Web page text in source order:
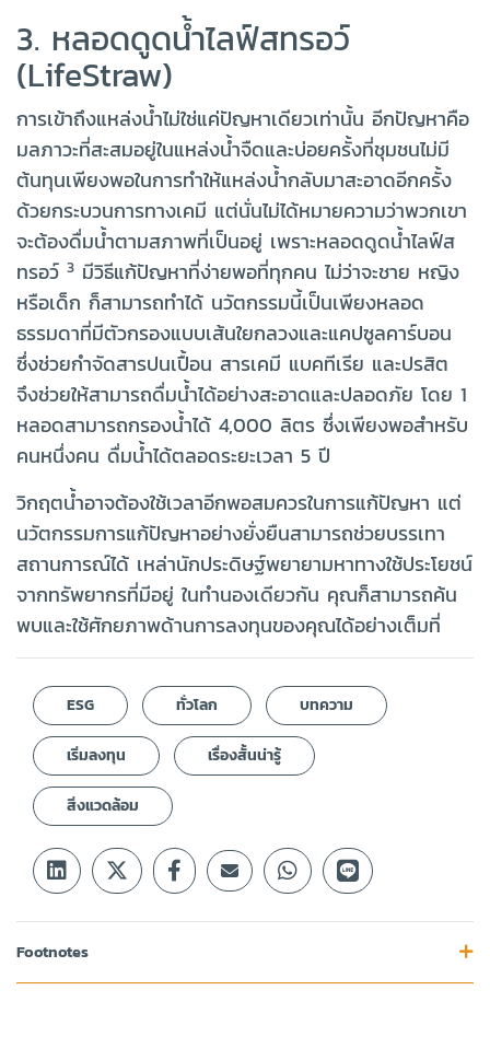
3. หลอดดูดน้ำไลฟ์สทรอว์
(LifeStraw)
การเข้าถึงแหล่งน้ำไม่ใช่แค่ปัญหาเดียวเท่านั้น อีกปัญหาคือ
มลภาวะที่สะสมอยู่ในแหล่งน้ำจืดและบ่อยครั้งที่ชุมชนไม่มี
ต้นทุนเพียงพอในการทำให้แหล่งน้ำกลับมาสะอาดอีกครั้ง
ด้วยกระบวนการทางเคมี แต่นั่นไม่ได้หมายความว่าพวกเขา
จะต้องดื่มน้ำตามสภาพที่เป็นอยู่ เพราะหลอดดูดน้ำไลฟ์ส
ทรอว์ 3 มีวิธีแก้ปัญหาที่ง่ายพอที่ทุกคน ไม่ว่าจะชาย หญิง
หรือเด็ก ก็สามารถทำได้ นวัตกรรมนี้เป็นเพียงหลอด
ธรรมดาที่มีตัวกรองแบบเส้นใยกลวงและแคปซูลคาร์บอน
ซึ่งช่วยกำจัดสารปนเปื้อน สารเคมี แบคทีเรีย และปรสิต
จึงช่วยให้สามารถดื่มน้ำได้อย่างสะอาดและปลอดภัย โดย 1
หลอดสามารถกรองน้ำได้ 4,000 ลิตร ซึ่งเพียงพอสำหรับ
คนหนึ่งคน ดื่มน้ำได้ตลอดระยะเวลา 5 ปี
วิกฤตน้ำอาจต้องใช้เวลาอีกพอสมควรในการแก้ปัญหา แต่
นวัตกรรมการแก้ปัญหาอย่างยั่งยืนสามารถช่วยบรรเทา
สถานการณ์ได้ เหล่านักประดิษฐ์พยายามหาทางใช้ประโยชน์
จากทรัพยากรที่มีอยู่ ในทำนองเดียวกัน คุณก็สามารถค้น
พบและใช้ศักยภาพด้านการลงทุนของคุณได้อย่างเต็มที่
ESG ทั่วโลก บทความ
เริ่มลงทุน เรื่องสั้นน่ารู้
สิ่งแวดล้อม
Footnotes